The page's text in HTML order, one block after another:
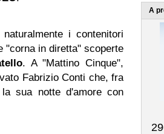
i contenitori
"corna in diretta" scoperte
. A "Mattino Cinque",
Fabrizio Conti che, fra
sua notte d'amore con
A